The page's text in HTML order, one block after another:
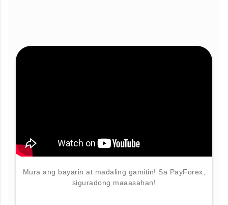
Mura ang bayarin at madaling gamitin! Sa PayForex,
siguradong maaasahan!